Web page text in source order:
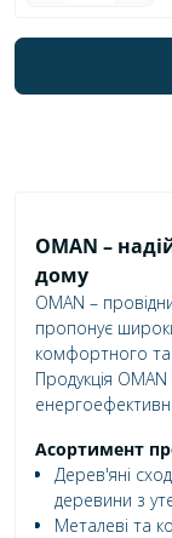
OMAN –
дому
OMAN –
пропонує
комфортного
Продукція
Асортимент
Дерев'яні
деревини з
Металеві та